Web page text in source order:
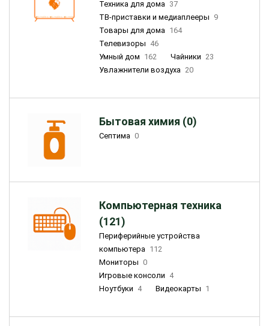
Техника для дома 37
ТВ-приставки и медиаплееры 9
Товары для дома 164
Телевизоры 46
Умный дом 162 Чайники 23
Увлажнители воздуха 20
Бытовая химия (0)
Септима 0
Компьютерная техника
(121)
Периферийные устройства
компьютера 112
Мониторы 0
Игровые консоли 4
Ноутбуки 4 Видеокарты 1